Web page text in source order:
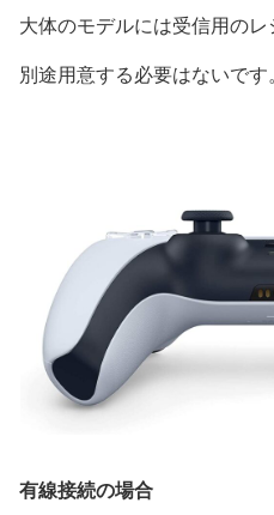
大体のモデルには受信用のレ
別途用意する必要はないです
有線接続の場合